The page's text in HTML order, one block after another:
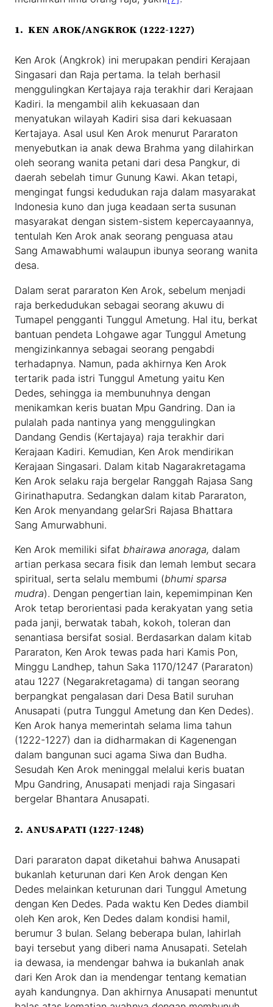
1. KEN AROK/ANGKROK (1222-1227)
Ken Arok (Angkrok) ini merupakan pendiri Kerajaan
Singasari dan Raja pertama. Ia telah berhasil
menggulingkan Kertajaya raja terakhir dari Kerajaan
Kadiri. Ia mengambil alih kekuasaan dan
menyatukan wilayah Kadiri sisa dari kekuasaan
Kertajaya. Asal usul Ken Arok menurut Pararaton
menyebutkan ia anak dewa Brahma yang dilahirkan
oleh seorang wanita petani dari desa Pangkur, di
daerah sebelah timur Gunung Kawi. Akan tetapi,
mengingat fungsi kedudukan raja dalam masyarakat
Indonesia kuno dan juga keadaan serta susunan
masyarakat dengan sistem-sistem kepercayaannya,
tentulah Ken Arok anak seorang penguasa atau
Sang Amawabhumi walaupun ibunya seorang wanita
desa.
Dalam serat pararaton Ken Arok, sebelum menjadi
raja berkedudukan sebagai seorang akuwu di
Tumapel pengganti Tunggul Ametung. Hal itu, berkat
bantuan pendeta Lohgawe agar Tunggul Ametung
mengizinkannya sebagai seorang pengabdi
terhadapnya. Namun, pada akhirnya Ken Arok
tertarik pada istri Tunggul Ametung yaitu Ken
Dedes, sehingga ia membunuhnya dengan
menikamkan keris buatan Mpu Gandring. Dan ia
pulalah pada nantinya yang menggulingkan
Dandang Gendis (Kertajaya) raja terakhir dari
Kerajaan Kadiri. Kemudian, Ken Arok mendirikan
Kerajaan Singasari. Dalam kitab Nagarakretagama
Ken Arok selaku raja bergelar Ranggah Rajasa Sang
Girinathaputra. Sedangkan dalam kitab Pararaton,
Ken Arok menyandang gelarSri Rajasa Bhattara
Sang Amurwabhuni.
Ken Arok memiliki sifat bhairawa anoraga, dalam
artian perkasa secara fisik dan lemah lembut secara
spiritual, serta selalu membumi (bhumi sparsa
mudra). Dengan pengertian lain, kepemimpinan Ken
Arok tetap berorientasi pada kerakyatan yang setia
pada janji, berwatak tabah, kokoh, toleran dan
senantiasa bersifat sosial. Berdasarkan dalam kitab
Pararaton, Ken Arok tewas pada hari Kamis Pon,
Minggu Landhep, tahun Saka 1170/1247 (Pararaton)
atau 1227 (Negarakretagama) di tangan seorang
berpangkat pengalasan dari Desa Batil suruhan
Anusapati (putra Tunggul Ametung dan Ken Dedes).
Ken Arok hanya memerintah selama lima tahun
(1222-1227) dan ia didharmakan di Kagenengan
dalam bangunan suci agama Siwa dan Budha.
Sesudah Ken Arok meninggal melalui keris buatan
Mpu Gandring, Anusapati menjadi raja Singasari
bergelar Bhantara Anusapati.
2. ANUSAPATI (1227-1248)
Dari pararaton dapat diketahui bahwa Anusapati
bukanlah keturunan dari Ken Arok dengan Ken
Dedes melainkan keturunan dari Tunggul Ametung
dengan Ken Dedes. Pada waktu Ken Dedes diambil
oleh Ken arok, Ken Dedes dalam kondisi hamil,
berumur 3 bulan. Selang beberapa bulan, lahirlah
bayi tersebut yang diberi nama Anusapati. Setelah
ia dewasa, ia mendengar bahwa ia bukanlah anak
dari Ken Arok dan ia mendengar tentang kematian
ayah kandungnya. Dan akhirnya Anusapati menuntut